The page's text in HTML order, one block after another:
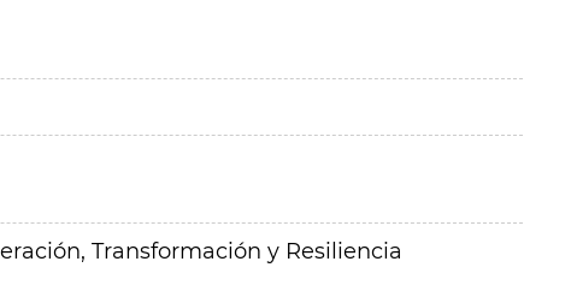
Transformación y Resiliencia